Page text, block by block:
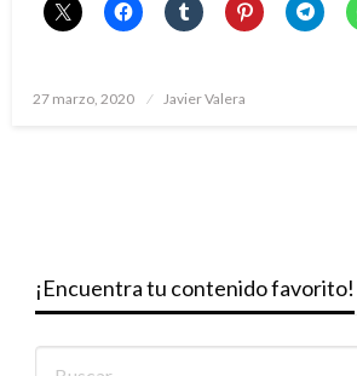
Publicado
27 marzo, 2020 Javier Valera
¡Encuentra tu contenido favorito!